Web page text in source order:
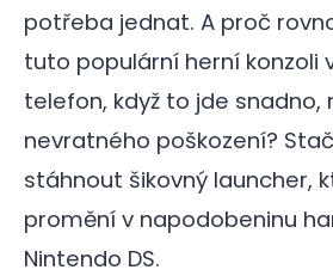
potřeba jednat. A proč
tuto populární herní konzoli
telefon, když to jde snadno,
nevratného poškození?
stáhnout šikovný launcher,
promění v napodobeninu
Nintendo DS.